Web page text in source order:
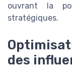
ouvrant la
stratégiques.
des